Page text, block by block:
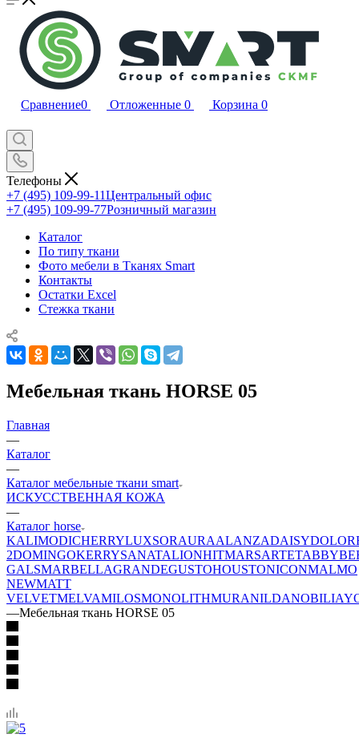
Сравнение0 Отложенные 0 Корзина 0
Телефоны
+7 (495) 109-99-11Центральный офис
+7 (495) 109-99-77Розничный магазин
Каталог
По типу ткани
Фото мебели в Тканях Smart
Контакты
Остатки Excel
Стежка ткани
Мебельная ткань HORSE 05
Главная
—
Каталог
—
Каталог мебельные ткани smart
ИСКУССТВЕННАЯ КОЖА
—
Каталог horse
KALIMODICHERRYLUXSORAURAALANZADAISY
2DOMINGOKERRYSANATALIONHITMARSARTETABBY
GALSMARBELLAGRANDEGUSTOHOUSTONICONMALMO
NEWMATT
VELVETMELVAMILOSMONOLITHMURANILDANOBILIA
—Мебельная ткань HORSE 05